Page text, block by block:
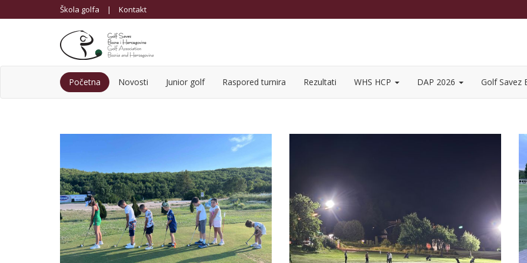
Škola golfa | Kontakt
Početna Novosti Junior golf Raspored turnira Rezultati WHS HCP DAP 2026 Golf Savez